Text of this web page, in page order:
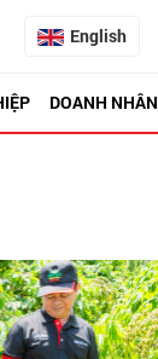
English
DOANH NHÂN